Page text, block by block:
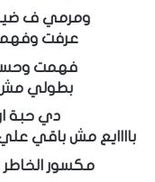
ومرمي ف
عرفت
فهمت
بطولي مش
دي حبة
باااايع مش باقي علي
مكسور الخاطر